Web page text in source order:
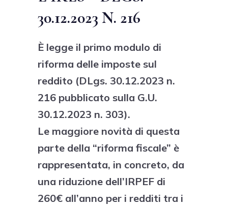
30.12.2023 N. 216
È legge il primo modulo di
riforma delle imposte sul
reddito (DLgs. 30.12.2023 n.
216 pubblicato sulla G.U.
30.12.2023 n. 303).
Le maggiore novità di questa
parte della “riforma fiscale” è
rappresentata, in concreto, da
una riduzione dell’IRPEF di
260€ all’anno per i redditi tra i